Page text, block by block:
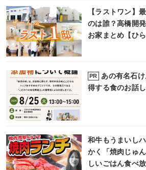
【ラストワン】
のは誰？高橋開
お家まとめ【ひ
PR
あの有名石
得する食のお話
和牛もうまいし
かく「焼肉じゅ
しいごはん食べ